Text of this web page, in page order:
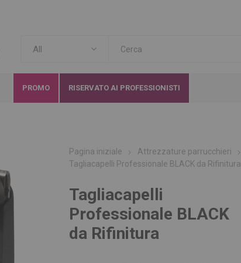
PROMO RISERVATO AI PROFESSIONISTI
Pagina iniziale Attrezzature parrucchieri
Tagliacapelli Professionale BLACK da Rifinitura
Tagliacapelli
Professionale BLACK
da Rifinitura